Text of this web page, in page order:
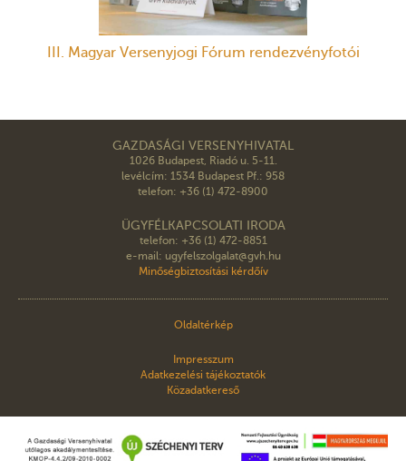
III. Magyar Versenyjogi Fórum rendezvényfotói
GAZDASÁGI VERSENYHIVATAL
1026 Budapest, Riadó u. 5-11.
levélcím: 1534 Budapest Pf.: 958
telefon: +36 (1) 472-8900
ÜGYFÉLKAPCSOLATI IRODA
telefon: +36 (1) 472-8851
e-mail: ugyfelszolgalat@gvh.hu
Minőségbiztosítási kérdőív
Oldaltérkép
Impresszum
Adatkezelési tájékoztatók
Közadatkereső